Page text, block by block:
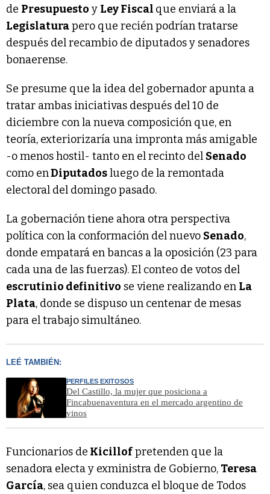
de Presupuesto y Ley Fiscal que enviará a la
Legislaturapero que recién podrían tratarse
después del recambio de diputados y senadores
bonaerense.
Se presume que la idea del gobernador apunta a
tratar ambas iniciativas después del 10 de
diciembre con la nueva composición que, en
teoría, exteriorizaría una impronta más amigable
-o menos hostil- tanto en el recinto del Senado
como enDiputadosluego de la remontada
electoral del domingo pasado.
La gobernación tiene ahora otra perspectiva
política con la conformación del nuevo Senado,
donde empatará en bancas a la oposición (23 para
cada una de las fuerzas). El conteo de votos del
escrutinio definitivo se viene realizando en La
Plata, donde se dispuso un centenar de mesas
para el trabajo simultáneo.
LEÉ TAMBIÉN:
PERFILES EXITOSOS
Del Castillo, la mujer que posiciona a
Fincabuenaventura en el mercado argentino de
vinos
Funcionarios de Kicillofpretenden que la
senadora electa y exministra de Gobierno, Teresa
García, sea quien conduzca el bloque de Todos